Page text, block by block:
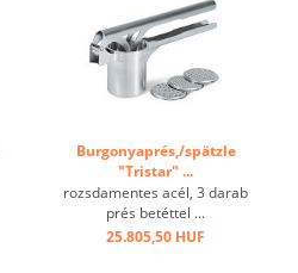
Burgonyaprés,/spätzle
"Tristar" ...
rozsdamentes acél, 3 darab
prés betéttel ...
25.805,50 HUF